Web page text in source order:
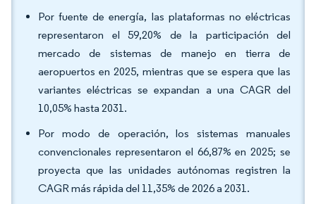
Por fuente de energía, las plataformas no eléctricas
representaron el 59,20% de la participación del
mercado de sistemas de manejo en tierra de
aeropuertos en 2025, mientras que se espera que las
variantes eléctricas se expandan a una CAGR del
10,05% hasta 2031.
Por modo de operación, los sistemas manuales
convencionales representaron el 66,87% en 2025; se
proyecta que las unidades autónomas registren la
CAGR más rápida del 11,35% de 2026 a 2031.